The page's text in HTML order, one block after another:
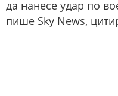
да нанесе удар по
пише Sky News,